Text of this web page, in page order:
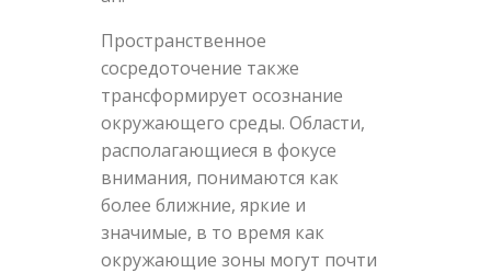
Пространственное
сосредоточение также
трансформирует осознание
окружающего среды. Области,
располагающиеся в фокусе
внимания, понимаются как
более ближние, яркие и
значимые, в то время как
окружающие зоны могут почти